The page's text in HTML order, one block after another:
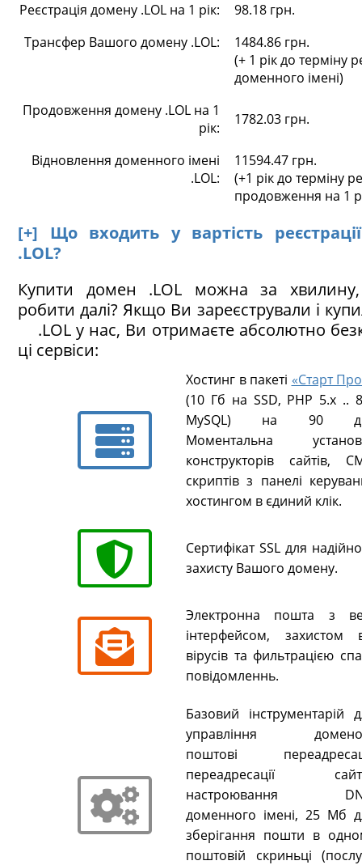
Реєстрація домену .LOL на 1 рік:
98.18 грн.
Трансфер Вашого домену .LOL:
1484.86 грн.
(+ 1 рік до терміну
доменного імені)
Продовження домену .LOL на 1
рік:
1782.03 грн.
Відновлення доменного імені
.LOL:
11594.47 грн.
(+1 рік до терміну
продовження на 1
[+] Що входить у вартість
.LOL?
Купити домен .LOL можна за
робити далі? Якщо Ви зареєстрували і
.LOL у нас, Ви отримаєте абсолютно
ці сервіси:
Хостинг в пакеті «Старт
(10 Гб на SSD, PHP 5.х ..
MySQL) на 90
Моментальна
конструкторів сайтів,
скриптів з панелі
хостингом в єдиний клік.
Сертифікат SSL для
захисту Вашого домену.
Электронна пошта з
інтерфейсом, захистом
вірусів та фильтрацією
повідомленнь.
Базовий інструментарій
управління
поштові
переадресації
настроювання
доменного імені, 25 Мб
зберігання пошти в
поштовій скриньці